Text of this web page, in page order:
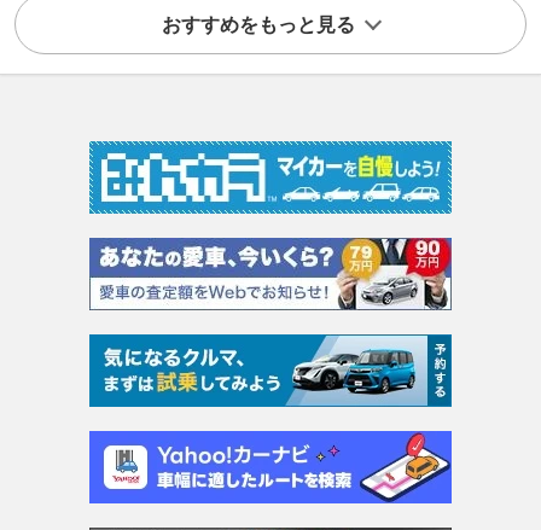
おすすめをもっと見る